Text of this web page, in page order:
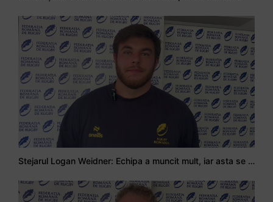
Stejarul Logan Weidner: Echipa a muncit mult, iar asta se va vedea în meciurile de la Nations Cup